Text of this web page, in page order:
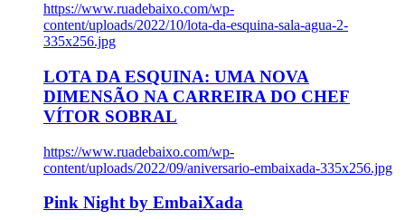
https://www.ruadebaixo.com/wp-
content/uploads/2022/10/lota-da-esquina-sala-agua-2-
335x256.jpg
LOTA DA ESQUINA: UMA NOVA
DIMENSÃO NA CARREIRA DO CHEF
VÍTOR SOBRAL
https://www.ruadebaixo.com/wp-
content/uploads/2022/09/aniversario-embaixada-335x256.jpg
Pink Night by EmbaiXada